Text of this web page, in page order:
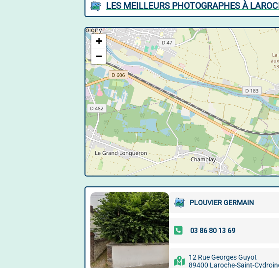
LES MEILLEURS PHOTOGRAPHES À
+
−
PLOUVIER GERMAIN
12 Rue Georges Guyot
89400 Laroche-Saint-